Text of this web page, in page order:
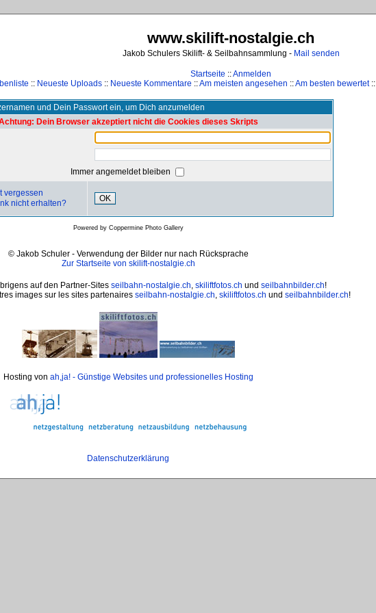
www.skilift-nostalgie.ch
Jakob Schulers Skilift- & Seilbahnsammlung - Mail senden
Startseite ::Anmelden
:: Neueste Uploads :: Neueste Kommentare ::Am meisten angesehen ::Am besten bewertet::
und Dein Passwort ein, um Dich anzumelden
Dein Browser akzeptiert nicht die Cookies dieses Skripts
Immer angemeldet bleiben
vergessen
nicht erhalten?
OK
Powered by Coppermine Photo Gallery
© Jakob Schuler - Verwendung der Bilder nur nach Rücksprache
Zur Startseite von skilift-nostalgie.ch
auf den Partner-Sites seilbahn-nostalgie.ch, skiliftfotos.ch und seilbahnbilder.ch!
images sur les sites partenaires seilbahn-nostalgie.ch, skiliftfotos.ch und seilbahnbilder.ch!
Hosting von ah,ja! - Günstige Websites und professionelles Hosting
Datenschutzerklärung